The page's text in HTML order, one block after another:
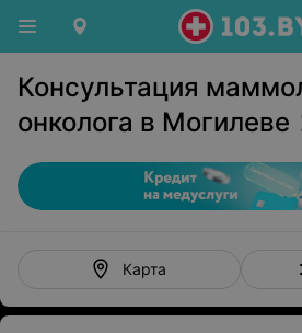
Консультация
онколога в Могилеве
Карта